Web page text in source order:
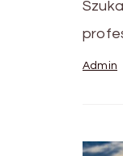
Admin